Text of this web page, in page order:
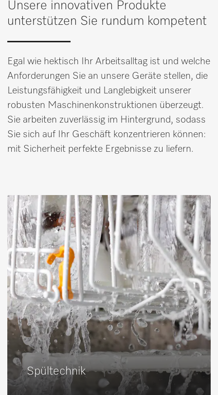
Merkzettel
Unsere innovativen Produkte
unterstützen Sie rundum kompetent
Egal wie hektisch Ihr Arbeitsalltag ist und welche
Anforderungen Sie an unsere Geräte stellen, die
Leistungsfähigkeit und Langlebigkeit unserer
robusten Maschinenkonstruktionen überzeugt.
Sie arbeiten zuverlässig im Hintergrund, sodass
Sie sich auf Ihr Geschäft konzentrieren können:
mit Sicherheit perfekte Ergebnisse zu liefern.
Spültechnik